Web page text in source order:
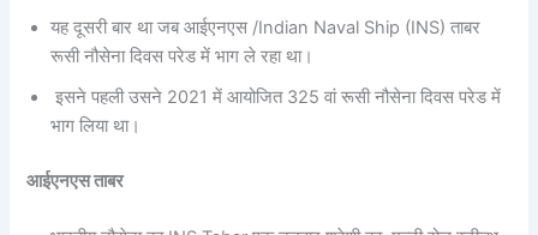
यह दूसरी बार था जब आईएनएस /Indian Naval Ship (INS) ताबर
रूसी नौसेना दिवस परेड में भाग ले रहा था।
इसने पहली उसने 2021 में आयोजित 325 वां रूसी नौसेना दिवस परेड में
भाग लिया था।
आईएनएस ताबर